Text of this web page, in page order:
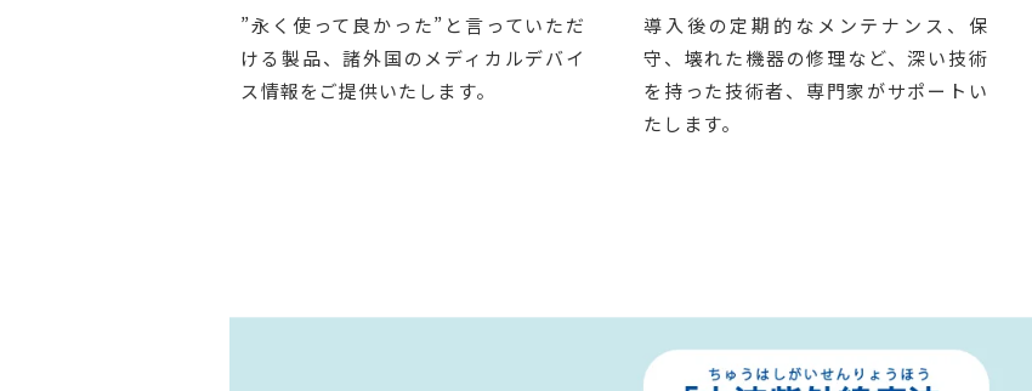
ける製品、諸外国のメディカルデバイ
ス情報をご提供いたします。
守、壊れた機器の修理など、深い技術
を持った技術者、専門家がサポートい
たします。